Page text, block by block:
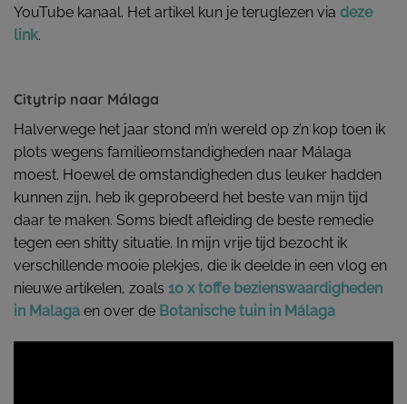
YouTube kanaal. Het artikel kun je teruglezen via deze
link.
Citytrip naar Málaga
Halverwege het jaar stond m’n wereld op z’n kop toen ik
plots wegens familieomstandigheden naar Málaga
moest. Hoewel de omstandigheden dus leuker hadden
kunnen zijn, heb ik geprobeerd het beste van mijn tijd
daar te maken. Soms biedt afleiding de beste remedie
tegen een shitty situatie. In mijn vrije tijd bezocht ik
verschillende mooie plekjes, die ik deelde in een vlog en
nieuwe artikelen, zoals 10 x toffe bezienswaardigheden
in Malaga en over de Botanische tuin in Málaga